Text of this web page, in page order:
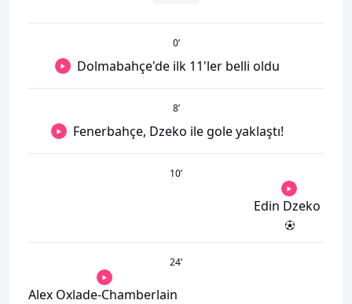
0’
Dolmabahçe'de ilk 11'ler belli oldu
8’
Fenerbahçe, Dzeko ile gole yaklaştı!
10’
Edin Dzeko
24’
Alex Oxlade-Chamberlain